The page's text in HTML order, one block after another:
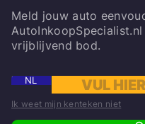
Meld jouw auto
vrijblijvend bod.
NL
Ik weet mijn kenteken niet